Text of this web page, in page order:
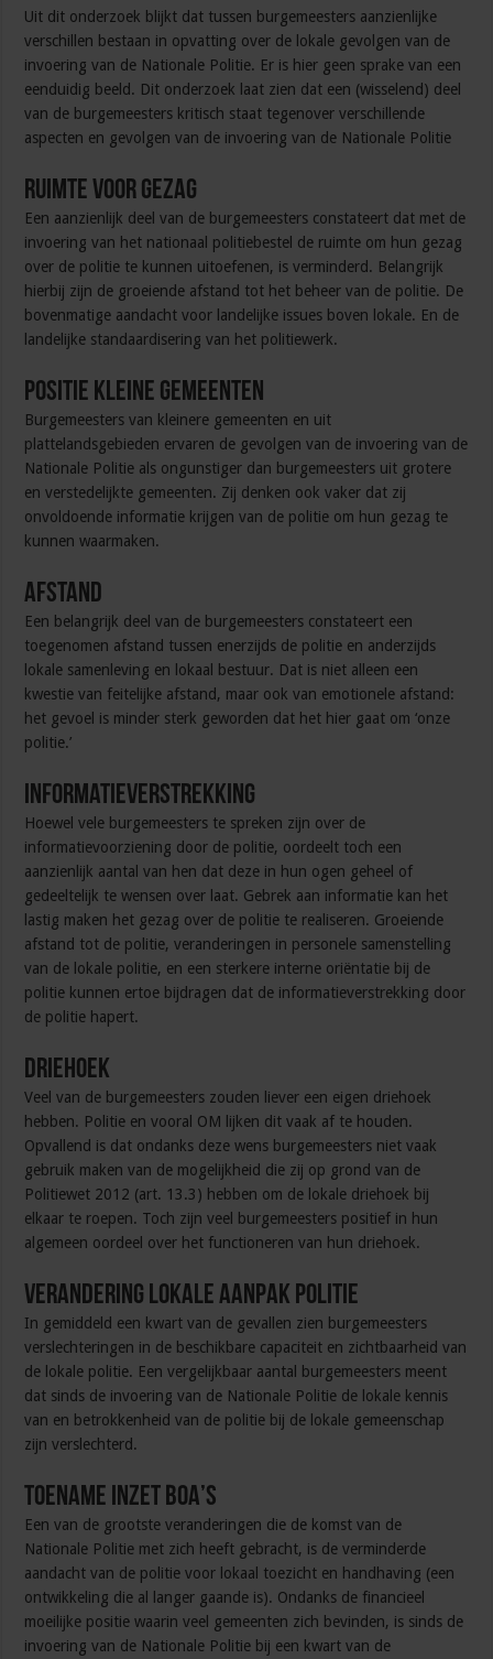
Uit dit onderzoek blijkt dat tussen burgemeesters aanzienlijke
verschillen bestaan in opvatting over de lokale gevolgen van de
invoering van de Nationale Politie. Er is hier geen sprake van een
eenduidig beeld. Dit onderzoek laat zien dat een (wisselend) deel
van de burgemeesters kritisch staat tegenover verschillende
aspecten en gevolgen van de invoering van de Nationale Politie
Ruimte voor gezag
Een aanzienlijk deel van de burgemeesters constateert dat met de
invoering van het nationaal politiebestel de ruimte om hun gezag
over de politie te kunnen uitoefenen, is verminderd. Belangrijk
hierbij zijn de groeiende afstand tot het beheer van de politie. De
bovenmatige aandacht voor landelijke issues boven lokale. En de
landelijke standaardisering van het politiewerk.
Positie kleine gemeenten
Burgemeesters van kleinere gemeenten en uit
plattelandsgebieden ervaren de gevolgen van de invoering van de
Nationale Politie als ongunstiger dan burgemeesters uit grotere
en verstedelijkte gemeenten. Zij denken ook vaker dat zij
onvoldoende informatie krijgen van de politie om hun gezag te
kunnen waarmaken.
Afstand
Een belangrijk deel van de burgemeesters constateert een
toegenomen afstand tussen enerzijds de politie en anderzijds
lokale samenleving en lokaal bestuur. Dat is niet alleen een
kwestie van feitelijke afstand, maar ook van emotionele afstand:
het gevoel is minder sterk geworden dat het hier gaat om ‘onze
politie.’
Informatieverstrekking
Hoewel vele burgemeesters te spreken zijn over de
informatievoorziening door de politie, oordeelt toch een
aanzienlijk aantal van hen dat deze in hun ogen geheel of
gedeeltelijk te wensen over laat. Gebrek aan informatie kan het
lastig maken het gezag over de politie te realiseren. Groeiende
afstand tot de politie, veranderingen in personele samenstelling
van de lokale politie, en een sterkere interne oriëntatie bij de
politie kunnen ertoe bijdragen dat de informatieverstrekking door
de politie hapert.
Driehoek
Veel van de burgemeesters zouden liever een eigen driehoek
hebben. Politie en vooral OM lijken dit vaak af te houden.
Opvallend is dat ondanks deze wens burgemeesters niet vaak
gebruik maken van de mogelijkheid die zij op grond van de
Politiewet 2012 (art. 13.3) hebben om de lokale driehoek bij
elkaar te roepen. Toch zijn veel burgemeesters positief in hun
algemeen oordeel over het functioneren van hun driehoek.
Verandering lokale aanpak politie
In gemiddeld een kwart van de gevallen zien burgemeesters
verslechteringen in de beschikbare capaciteit en zichtbaarheid van
de lokale politie. Een vergelijkbaar aantal burgemeesters meent
dat sinds de invoering van de Nationale Politie de lokale kennis
van en betrokkenheid van de politie bij de lokale gemeenschap
zijn verslechterd.
Toename inzet BOA’s
Een van de grootste veranderingen die de komst van de
Nationale Politie met zich heeft gebracht, is de verminderde
aandacht van de politie voor lokaal toezicht en handhaving (een
ontwikkeling die al langer gaande is). Ondanks de financieel
moeilijke positie waarin veel gemeenten zich bevinden, is sinds de
invoering van de Nationale Politie bij een kwart van de